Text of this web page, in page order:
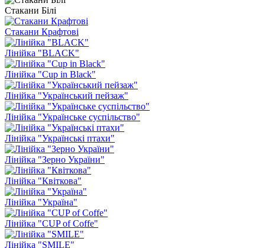
Стакани Білі
Стакани Крафтові
Лінійка "BLACK"
Лінійка "Cup in Black"
Лінійка "Український пейзаж"
Лінійка "Українське суспільство"
Лінійка "Українські птахи"
Лінійка "Зерно України"
Лінійка "Квіткова"
Лінійка "Україна"
Лінійка "CUP of Coffe"
Лінійка "SMILE"